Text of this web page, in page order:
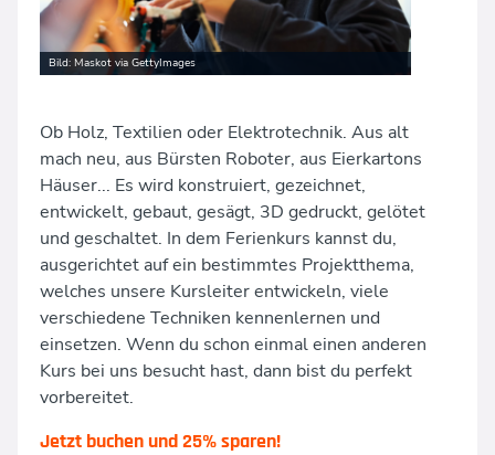
Kindergeburtstage
Angebote für Schulen und andere Institutionen
Fortbildung für Eltern, Pädagog:innen und Betreuer:innen
Teamevents
Unsere Räume & Werkstätten
Bild: Maskot via GettyImages
Ob Holz, Textilien oder Elektrotechnik. Aus alt
mach neu, aus Bürsten Roboter, aus Eierkartons
Häuser... Es wird konstruiert, gezeichnet,
entwickelt, gebaut, gesägt, 3D gedruckt, gelötet
und geschaltet. In dem Ferienkurs kannst du,
ausgerichtet auf ein bestimmtes Projektthema,
welches unsere Kursleiter entwickeln, viele
verschiedene Techniken kennenlernen und
einsetzen. Wenn du schon einmal einen anderen
Kurs bei uns besucht hast, dann bist du perfekt
vorbereitet.
Jetzt buchen und 25% sparen!